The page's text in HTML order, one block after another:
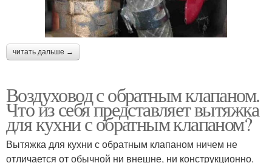
читать дальше →
Воздуховод с обратным клапаном.
Что из себя представляет вытяжка
для кухни с обратным клапаном?
Вытяжка для кухни с обратным клапаном ничем не
отличается от обычной ни внешне, ни конструкционно.